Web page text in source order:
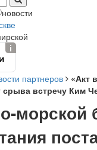
новости
партнеров
«Акт
срыва встречу Ким
морской